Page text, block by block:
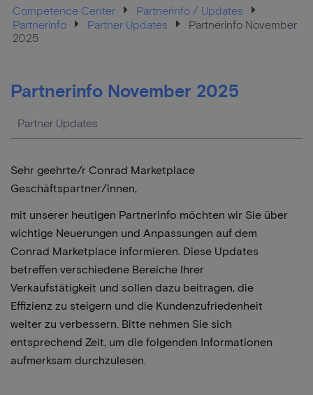
Competence Center
Partnerinfo / Updates
Partnerinfo
Partner Updates
Partnerinfo November
2025
Partnerinfo November 2025
Partner Updates
Sehr geehrte/r Conrad Marketplace
Geschäftspartner/innen,
mit unserer heutigen Partnerinfo möchten wir Sie über
wichtige Neuerungen und Anpassungen auf dem
Conrad Marketplace informieren. Diese Updates
betreffen verschiedene Bereiche Ihrer
Verkaufstätigkeit und sollen dazu beitragen, die
Effizienz zu steigern und die Kundenzufriedenheit
weiter zu verbessern. Bitte nehmen Sie sich
entsprechend Zeit, um die folgenden Informationen
aufmerksam durchzulesen.